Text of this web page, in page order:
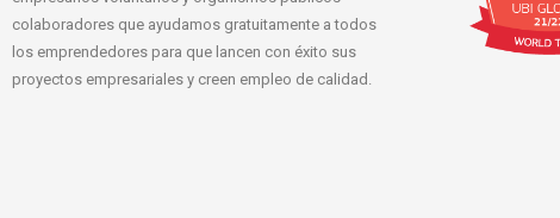
colaboradores que ayudamos gratuitamente a todos
los emprendedores para que lancen con éxito sus
proyectos empresariales y creen empleo de calidad.